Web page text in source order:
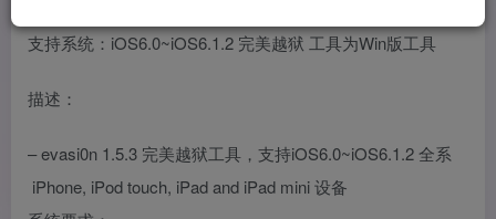
支持系统：iOS6.0~iOS6.1.2 完美越狱 工具为Win版工具
描述：
– evasi0n 1.5.3 完美越狱工具，支持iOS6.0~iOS6.1.2 全系
iPhone, iPod touch, iPad and iPad mini 设备